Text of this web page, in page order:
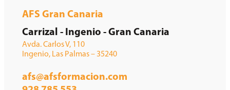
AFS Gran Canaria
Carrizal - Ingenio - Gran Canaria
Avda. Carlos V, 110
Ingenio, Las Palmas – 35240
afs@afsformacion.com